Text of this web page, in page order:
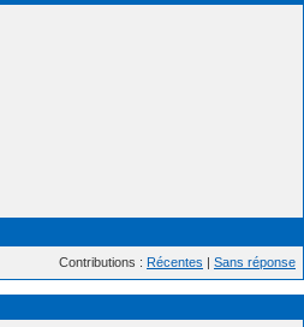
Contributions : Récentes | Sans réponse